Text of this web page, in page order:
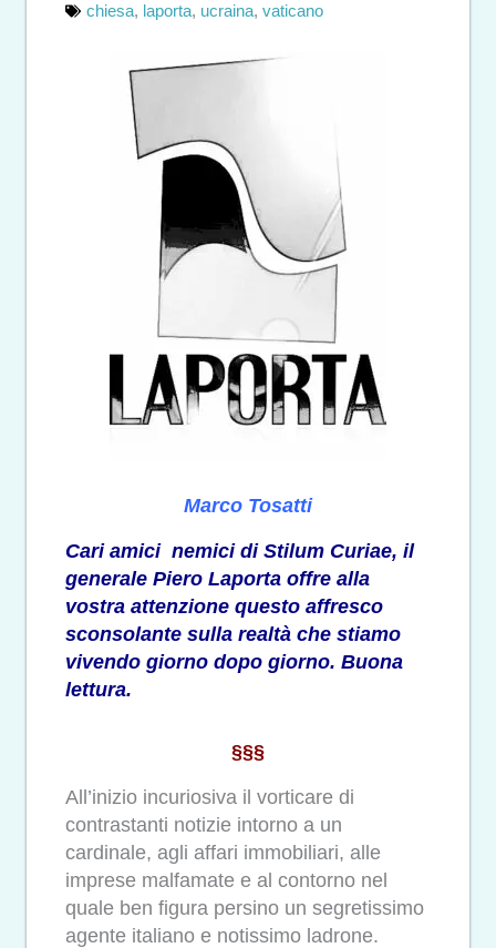
chiesa, laporta, ucraina, vaticano
Marco Tosatti
Cari amici nemici di Stilum Curiae, il
generale Piero Laporta offre alla
vostra attenzione questo affresco
sconsolante sulla realtà che stiamo
vivendo giorno dopo giorno. Buona
lettura.
§§§
All’inizio incuriosiva il vorticare di
contrastanti notizie intorno a un
cardinale, agli affari immobiliari, alle
imprese malfamate e al contorno nel
quale ben figura persino un segretissimo
agente italiano e notissimo ladrone.